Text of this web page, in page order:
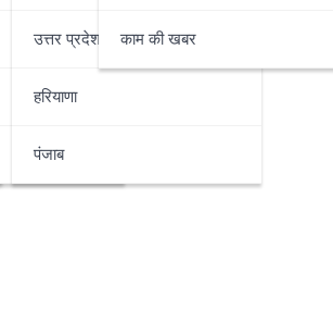
उत्तर प्रदेश
हरियाणा
पंजाब
काम की खबर